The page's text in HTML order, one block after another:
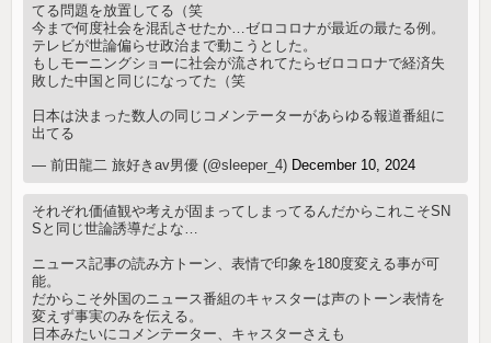
てる問題を放置してる（笑
今まで何度社会を混乱させたか…ゼロコロナが最近の最たる例。
テレビが世論偏らせ政治まで動こうとした。
もしモーニングショーに社会が流されてたらゼロコロナで経済失
敗した中国と同じになってた（笑
日本は決まった数人の同じコメンテーターがあらゆる報道番組に
出てる
— 前田龍二 旅好きav男優 (@sleeper_4) December 10, 2024
それぞれ価値観や考えが固まってしまってるんだからこれこそSN
Sと同じ世論誘導だよな…
ニュース記事の読み方トーン、表情で印象を180度変える事が可
能。
だからこそ外国のニュース番組のキャスターは声のトーン表情を
変えず事実のみを伝える。
日本みたいにコメンテーター、キャスターさえも